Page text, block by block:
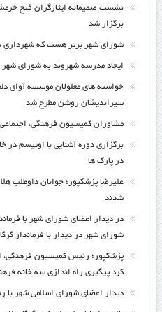
نشست صمیمانه ایثارگران فتح
برگزار شد
شورای شهر برتر هست که شهرداری
ایجاد مدرسه شهروند به شورای
خواسته های معلولان موسسه آوای
سیراندیشان روشن مطرح شد
مشاوران کمیسیون فرهنگی،
برگزاری دوره آشنایی با اوتیسم
در پارک ها
علیرضا پزشکپور؛ جوانان داوطلب
شدند
در دیدار اعضای شورای شهر با
شورای شهر در دیدار با فرماندار
پزشکپور؛ رئیس کمیسیون فرهنگی،
کرد پیگیری راه اندازی سه خانه
دیدار اعضای شورای اسلامی شهر